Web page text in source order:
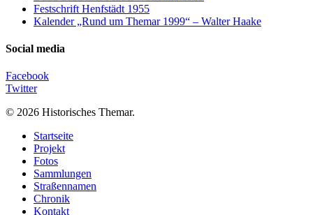
Festschrift Henfstädt 1955
Kalender „Rund um Themar 1999“ – Walter Haake
Social media
Facebook
Twitter
© 2026 Historisches Themar.
Close
Menu
Startseite
Projekt
Fotos
Sammlungen
Straßennamen
Chronik
Kontakt